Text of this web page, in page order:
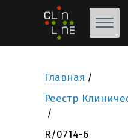
Главная
Реестр
R/0714-6